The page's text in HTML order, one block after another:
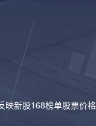
映新股168榜单股票价